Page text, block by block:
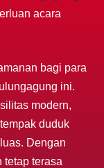
acara
bagi para
ini.
modern,
duduk
Dengan
tetap terasa